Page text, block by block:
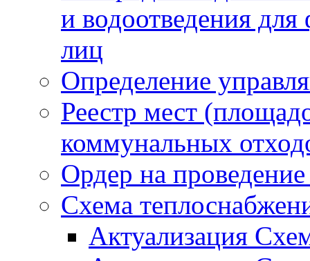
и водоотведения
лиц
Определение
Реестр мест
коммунальных
Ордер на
Схема
Актуализация